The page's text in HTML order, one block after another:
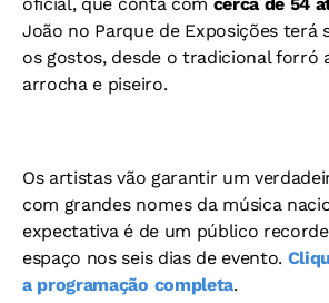
João no Parque de Exposições terá
os gostos, desde o tradicional forró
arrocha e piseiro.
Os artistas vão garantir um
com grandes nomes da música
expectativa é de um público
espaço nos seis dias de evento.
a programação completa.